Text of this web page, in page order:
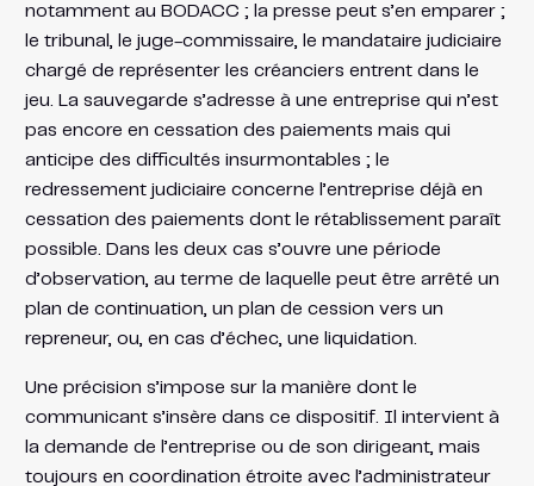
notamment au BODACC ; la presse peut s’en emparer ;
le tribunal, le juge-commissaire, le mandataire judiciaire
chargé de représenter les créanciers entrent dans le
jeu. La sauvegarde s’adresse à une entreprise qui n’est
pas encore en cessation des paiements mais qui
anticipe des difficultés insurmontables ; le
redressement judiciaire concerne l’entreprise déjà en
cessation des paiements dont le rétablissement paraît
possible. Dans les deux cas s’ouvre une période
d’observation, au terme de laquelle peut être arrêté un
plan de continuation, un plan de cession vers un
repreneur, ou, en cas d’échec, une liquidation.
Une précision s’impose sur la manière dont le
communicant s’insère dans ce dispositif. Il intervient à
la demande de l’entreprise ou de son dirigeant, mais
toujours en coordination étroite avec l’administrateur